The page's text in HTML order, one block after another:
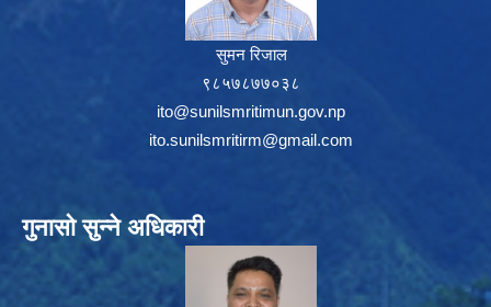
सुमन रिजाल
९८५७८७७०३८
ito@sunilsmritimun.gov.np
ito.sunilsmritirm@gmail.com
गुनासो सुन्ने अधिकारी